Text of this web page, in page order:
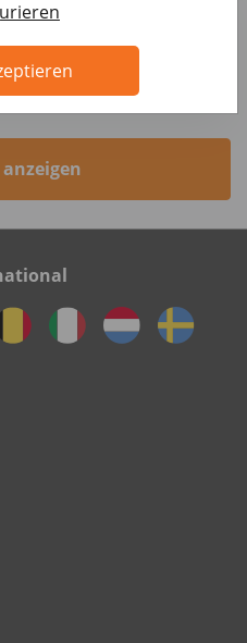
- 100% Remote in
anzeigen